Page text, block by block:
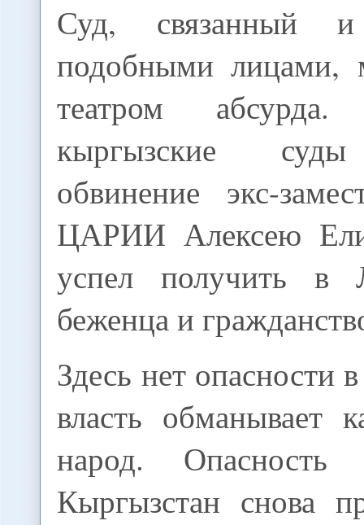
Суд, связанный
подобными лицами,
театром
кыргызские суды
обвинение экс-
ЦАРИИ Алексею
успел получить в
беженца и
Здесь нет опасности
власть обманывает
народ.
Кыргызстан снова